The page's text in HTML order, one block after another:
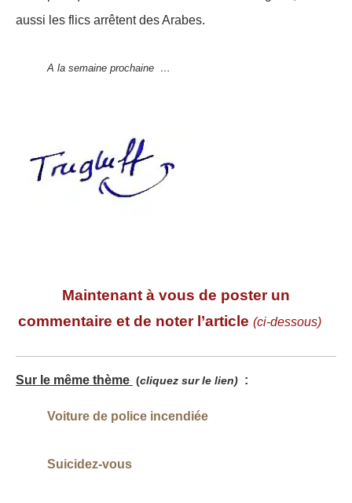
aussi les flics arrêtent des Arabes.
A la semaine prochaine …
Maintenant à vous de poster un
commentaire et de noter l’article (ci-dessous)
Sur le même thème (cliquez sur le lien) :
Voiture de police incendiée
Suicidez-vous